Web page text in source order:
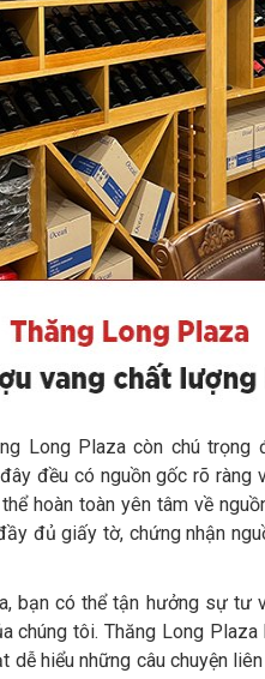
Long Plaza còn chú
đều có nguồn gốc rõ
hoàn toàn yên tâm về
đủ giấy tờ, chứng nhận
bạn có thể tận hưởng sự tư
chúng tôi. Thăng Long
dễ hiểu những câu chuyện